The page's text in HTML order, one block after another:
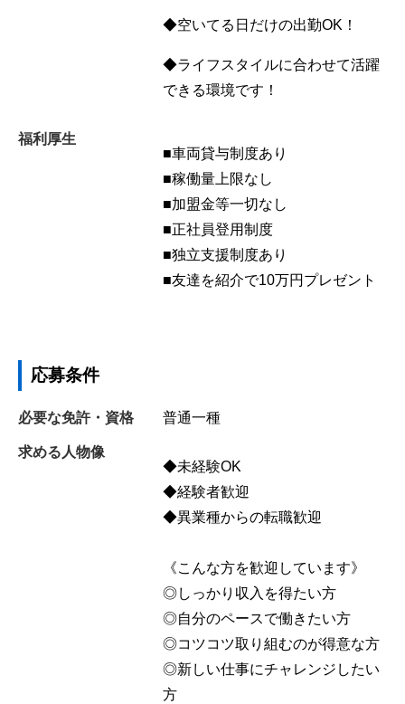
◆空いてる日だけの出勤OK ！
◆ライフスタイルに合わせて活躍
できる環境です！
福利厚生
■車両貸与制度あり
■稼働量上限なし
■加盟金等一切なし
■正社員登用制度
■独立支援制度あり
■友達を紹介で10万円プレゼント
応募条件
必要な免許・資格 普通一種
求める人物像
◆未経験OK
◆経験者歓迎
◆異業種からの転職歓迎
《こんな方を歓迎しています》
◎しっかり収入を得たい方
◎自分のペースで働きたい方
◎コツコツ取り組むのが得意な方
◎新しい仕事にチャレンジしたい
方